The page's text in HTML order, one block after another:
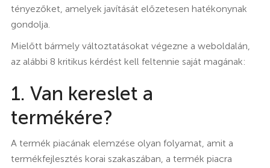
tényezőket, amelyek javítását előzetesen hatékonynak
gondolja.
Mielőtt bármely változtatásokat végezne a weboldalán,
az alábbi 8 kritikus kérdést kell feltennie saját magának:
1. Van kereslet a
termékére?
A termék piacának elemzése olyan folyamat, amit a
termékfejlesztés korai szakaszában, a termék piacra